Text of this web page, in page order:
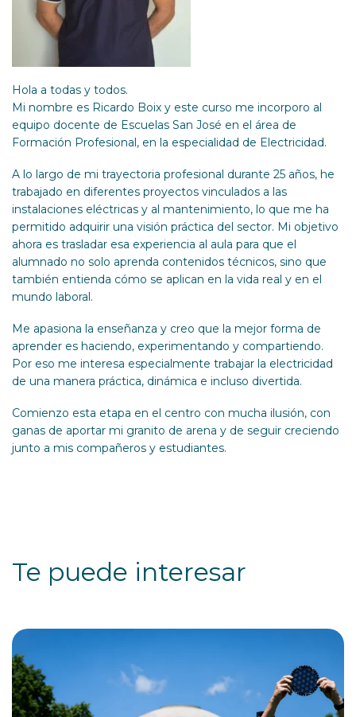
Hola a todas y todos.
Mi nombre es Ricardo Boix y este curso me incorporo al
equipo docente de Escuelas San José en el área de
Formación Profesional, en la especialidad de Electricidad.
A lo largo de mi trayectoria profesional durante 25 años, he
trabajado en diferentes proyectos vinculados a las
instalaciones eléctricas y al mantenimiento, lo que me ha
permitido adquirir una visión práctica del sector. Mi objetivo
ahora es trasladar esa experiencia al aula para que el
alumnado no solo aprenda contenidos técnicos, sino que
también entienda cómo se aplican en la vida real y en el
mundo laboral.
Me apasiona la enseñanza y creo que la mejor forma de
aprender es haciendo, experimentando y compartiendo.
Por eso me interesa especialmente trabajar la electricidad
de una manera práctica, dinámica e incluso divertida.
Comienzo esta etapa en el centro con mucha ilusión, con
ganas de aportar mi granito de arena y de seguir creciendo
junto a mis compañeros y estudiantes.
Te puede interesar